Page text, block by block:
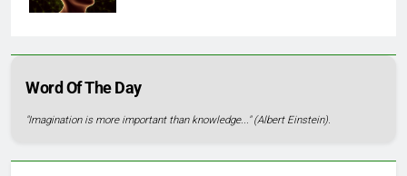
Word Of The Day
"Imagination is more important than knowledge..." (Albert Einstein).